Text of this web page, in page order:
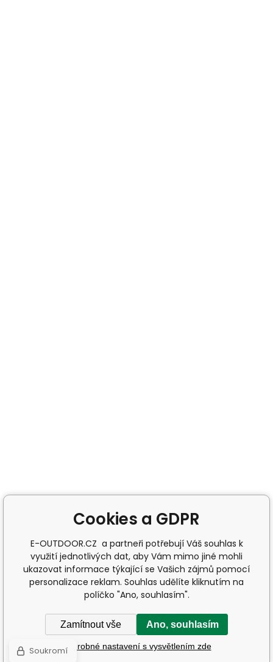
Cookies a GDPR
E-OUTDOOR.CZ a partneři potřebují Váš souhlas k
využití jednotlivých dat, aby Vám mimo jiné mohli
ukazovat informace týkající se Vašich zájmů pomocí
personalizace reklam. Souhlas udělíte kliknutím na
políčko "Ano, souhlasím".
Zamítnout vše Ano, souhlasím
Podrobné nastavení s vysvětlením zde
Soukromí